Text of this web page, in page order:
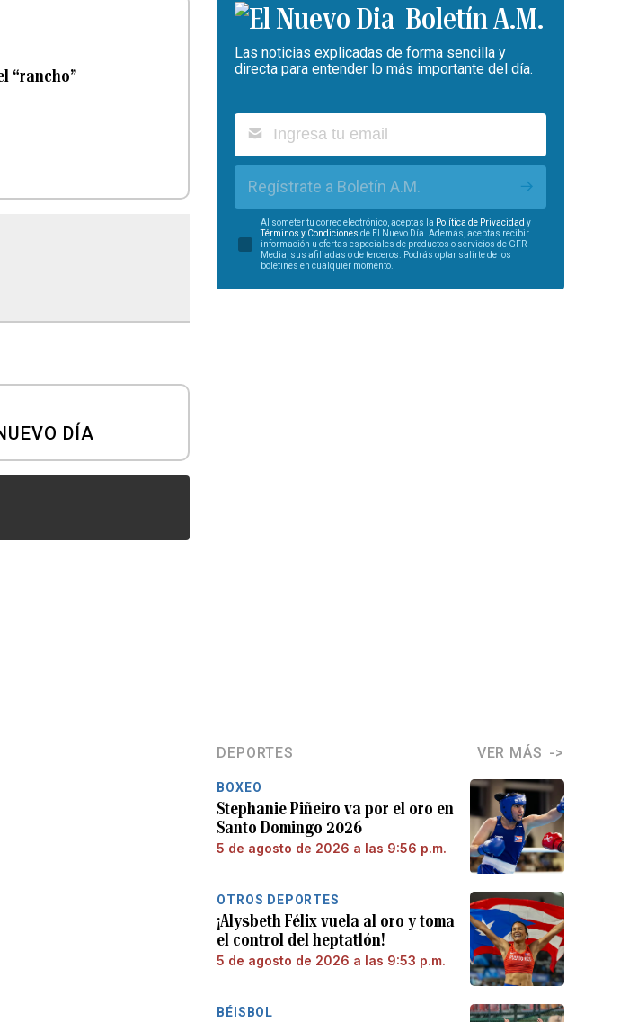
“rancho”
DÍA
Boletín A.M.
Las noticias explicadas de forma sencilla y
directa para entender lo más importante del día.
Regístrate a Boletín A.M.
Al someter tu correo electrónico, aceptas la Política de Privacidad y
Términos y Condiciones de El Nuevo Día. Además, aceptas recibir
información u ofertas especiales de productos o servicios de GFR
Media, sus afiliadas o de terceros. Podrás optar salirte de los
boletines en cualquier momento.
DEPORTES VER MÁS
BOXEO
Stephanie Piñeiro va por el oro en
Santo Domingo 2026
5 de agosto de 2026 a las 9:56 p.m.
OTROS DEPORTES
¡Alysbeth Félix vuela al oro y toma
el control del heptatlón!
5 de agosto de 2026 a las 9:53 p.m.
BÉISBOL